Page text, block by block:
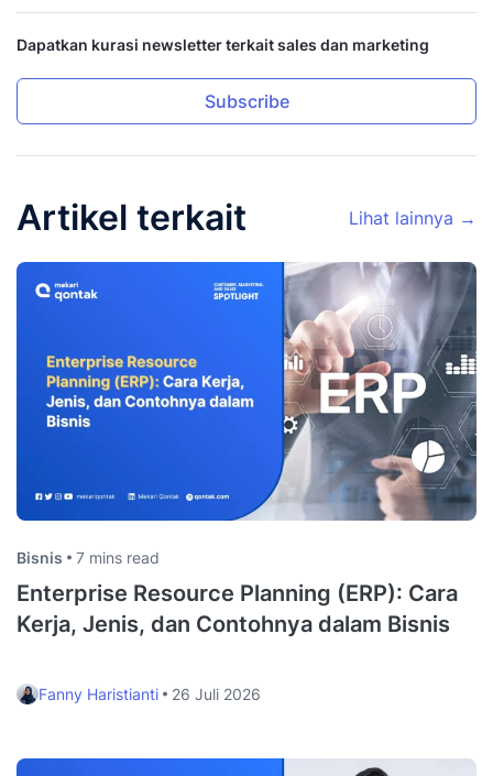
Dapatkan kurasi newsletter terkait sales dan marketing
Subscribe
Artikel terkait Lihat lainnya →
Bisnis 7 mins read
Enterprise Resource Planning (ERP): Cara
Kerja, Jenis, dan Contohnya dalam Bisnis
Fanny Haristianti 26 Juli 2026